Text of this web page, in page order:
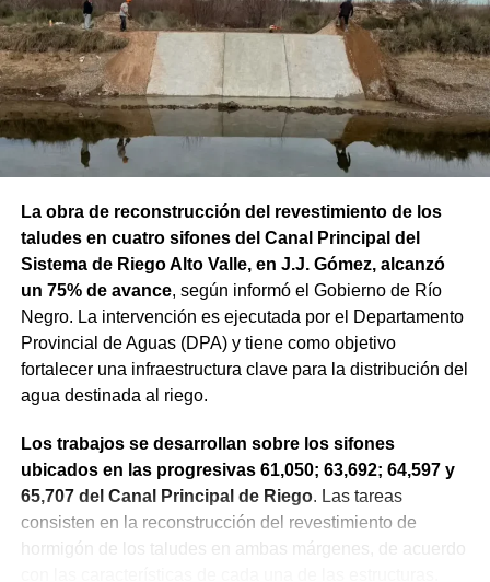
La obra de reconstrucción del revestimiento de los
taludes en cuatro sifones del Canal Principal del
Sistema de Riego Alto Valle, en J.J. Gómez, alcanzó
un 75% de avance, según informó el Gobierno de Río
Negro. La intervención es ejecutada por el Departamento
Provincial de Aguas (DPA) y tiene como objetivo
fortalecer una infraestructura clave para la distribución del
agua destinada al riego.
Los trabajos se desarrollan sobre los sifones
ubicados en las progresivas 61,050; 63,692; 64,597 y
65,707 del Canal Principal de Riego. Las tareas
consisten en la reconstrucción del revestimiento de
hormigón de los taludes en ambas márgenes, de acuerdo